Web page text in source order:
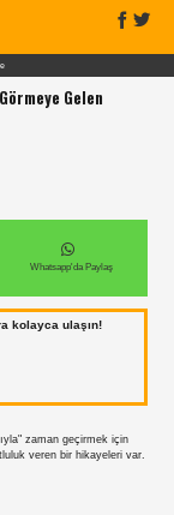
Gelen
Whatsapp'da Paylaş
kolayca ulaşın!
zaman geçirmek için
veren bir hikayeleri var.